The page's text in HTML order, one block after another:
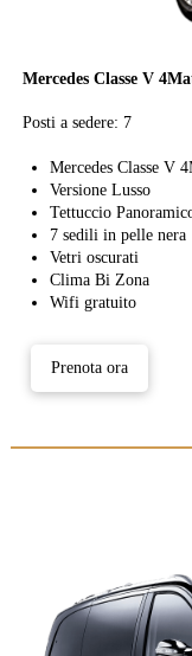
Mercedes Classe V
Posti a sedere: 7
Mercedes Classe V
Versione Lusso
Tettuccio
7 sedili in pelle nera
Vetri oscurati
Clima Bi Zona
Wifi gratuito
Prenota ora